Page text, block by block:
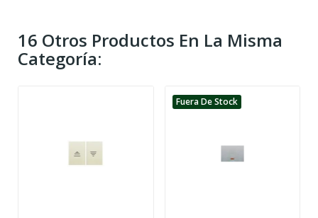
16 Otros Productos En La Misma
Categoría:
Fuera De Stock